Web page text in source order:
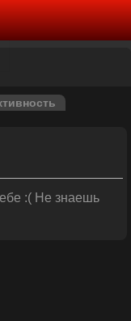
:( Не знаешь